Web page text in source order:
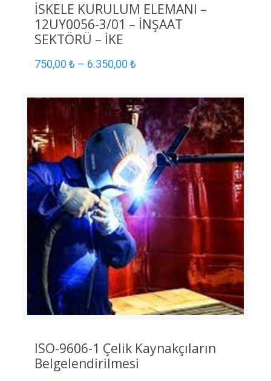
İSKELE KURULUM ELEMANI –
12UY0056-3/01 – İNŞAAT
SEKTÖRÜ – İKE
750,00 ₺– 6.350,00 ₺
ISO-9606-1 Çelik Kaynakçıların
Belgelendirilmesi